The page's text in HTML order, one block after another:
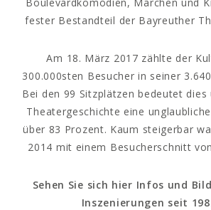
fester Bestandteil der Bayreuther
Am 18. März 2017 zählte der
300.000sten Besucher in seiner
Bei den 99 Sitzplätzen bedeutet dies
Theatergeschichte eine
über 83 Prozent. Kaum steigerbar
2014 mit einem Besucherschnitt
Sehen Sie sich hier Infos und
Inszenierungen seit